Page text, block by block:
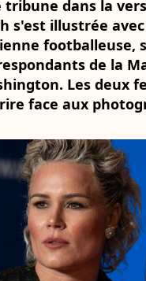
tribune dans la
s'est illustrée
footballeuse,
de la
Les deux
face aux